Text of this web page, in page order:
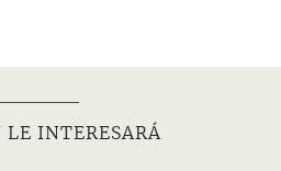
INTERESARÁ